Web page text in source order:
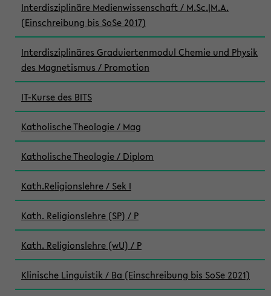
Interdisziplinäre Medienwissenschaft / M.Sc.|M.A.
(Einschreibung bis SoSe 2017)
Interdisziplinäres Graduiertenmodul Chemie und Physik
des Magnetismus / Promotion
IT-Kurse des BITS
Katholische Theologie / Mag
Katholische Theologie / Diplom
Kath.Religionslehre / Sek I
Kath. Religionslehre (SP) / P
Kath. Religionslehre (wU) / P
Klinische Linguistik / Ba (Einschreibung bis SoSe 2021)